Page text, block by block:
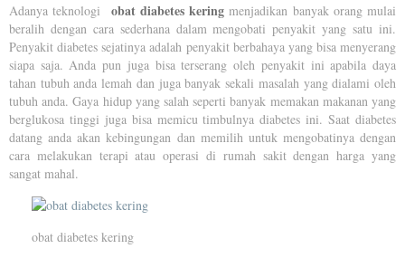
Adanya teknologi obat diabetes kering menjadikan banyak orang mulai
beralih dengan cara sederhana dalam mengobati penyakit yang satu ini.
Penyakit diabetes sejatinya adalah penyakit berbahaya yang bisa menyerang
siapa saja. Anda pun juga bisa terserang oleh penyakit ini apabila daya
tahan tubuh anda lemah dan juga banyak sekali masalah yang dialami oleh
tubuh anda. Gaya hidup yang salah seperti banyak memakan makanan yang
berglukosa tinggi juga bisa memicu timbulnya diabetes ini. Saat diabetes
datang anda akan kebingungan dan memilih untuk mengobatinya dengan
cara melakukan terapi atau operasi di rumah sakit dengan harga yang
sangat mahal.
obat diabetes kering